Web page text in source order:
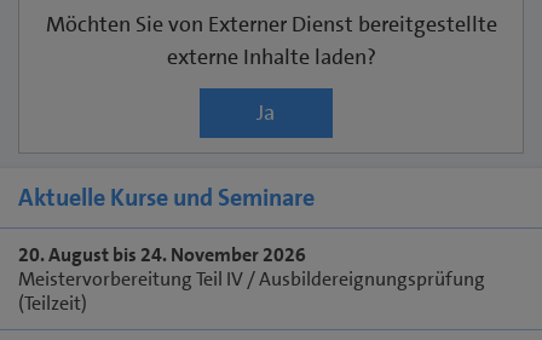
Möchten Sie von Externer Dienst bereitgestellte
externe Inhalte laden?
Ja
Aktuelle Kurse und Seminare
20. August bis 24. November 2026
Meistervorbereitung Teil IV / Ausbildereignungsprüfung
(Teilzeit)